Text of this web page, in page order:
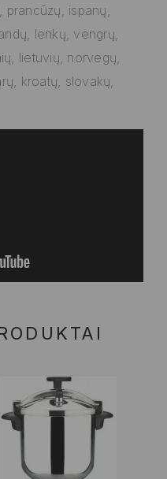
ispanų,
lenkų, vengrų,
lietuvių, norvegų,
kroatų, slovakų,